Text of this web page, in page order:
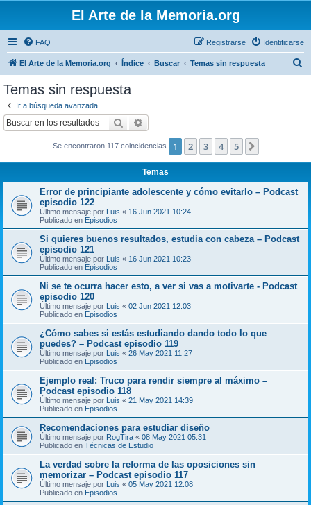
El Arte de la Memoria.org
FAQ Identificarse
Registrarse
El Arte de la Memoria.org Índice Buscar Temas sin respuesta
Temas sin respuesta
Ir a búsqueda avanzada
Buscar
Se encontraron 117 coincidencias 1 2 3 4 5
Temas
Error de principiante adolescente y cómo evitarlo – Podcast
episodio 122
Último mensaje por Luis « 16 Jun 2021 10:24
Publicado en Episodios
Si quieres buenos resultados, estudia con cabeza – Podcast
episodio 121
Último mensaje por Luis « 16 Jun 2021 10:23
Publicado en Episodios
Ni se te ocurra hacer esto, a ver si vas a motivarte - Podcast
episodio 120
Último mensaje por Luis « 02 Jun 2021 12:03
Publicado en Episodios
¿Cómo sabes si estás estudiando dando todo lo que
puedes? – Podcast episodio 119
Último mensaje por Luis « 26 May 2021 11:27
Publicado en Episodios
Ejemplo real: Truco para rendir siempre al máximo –
Podcast episodio 118
Último mensaje por Luis « 21 May 2021 14:39
Publicado en Episodios
Recomendaciones para estudiar diseño
Último mensaje por RogTira « 08 May 2021 05:31
Publicado en Técnicas de Estudio
La verdad sobre la reforma de las oposiciones sin
memorizar – Podcast episodio 117
Último mensaje por Luis « 05 May 2021 12:08
Publicado en Episodios